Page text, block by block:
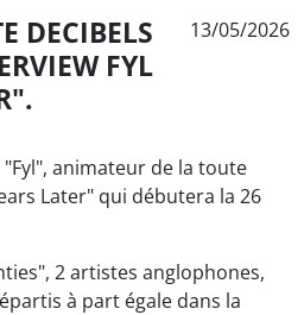
DECIBELS
FYL
13/05/2026
animateur de la toute
Later" qui débutera la 26
2 artistes anglophones,
à part égale dans la